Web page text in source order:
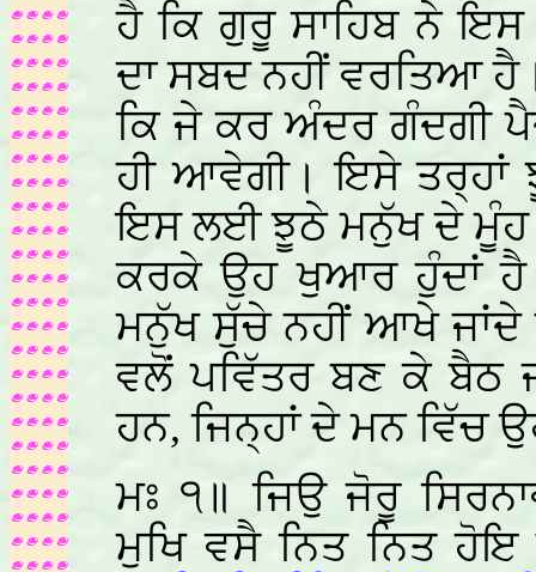
ਹੈ ਕਿ ਗੁਰੂ ਸਾਹਿਬ ਨੇ
ਦਾ ਸਬਦ ਨਹੀਂ ਵਰਤਿਆ
ਕਿ ਜੇ ਕਰ ਅੰਦਰ ਗੰਦਗੀ
ਹੀ ਆਵੇਗੀ। ਇਸੇ ਤਰ੍ਹਾਂ
ਇਸ ਲਈ ਝੂਠੇ ਮਨੁੱਖ ਦੇ ਮੂੰਹ
ਕਰਕੇ ਉਹ ਖੁਆਰ ਹੁੰਦਾਂ ਹੈ
ਮਨੁੱਖ ਸੁੱਚੇ ਨਹੀਂ ਆਖੇ ਜਾਂਦੇ
ਵਲੋਂ ਪਵਿੱਤਰ ਬਣ ਕੇ ਬੈਠ
ਹਨ, ਜਿਨ੍ਹਾਂ ਦੇ ਮਨ ਵਿੱਚ
ਮਃ ੧॥ ਜਿਉ ਜੋਰੂ
ਮੁਖਿ ਵਸੈ ਨਿਤ ਨਿਤ